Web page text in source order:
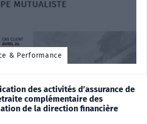
& Performance
des activités d’assurance de
complémentaire des
de la direction financière